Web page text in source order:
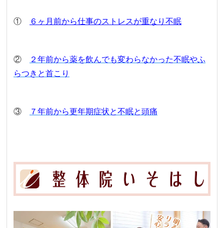
① ６ヶ月前から仕事のストレスが重なり不眠
②
２年前から薬を飲んでも変わらなかった不眠やふ
らつきと首こり
③ ７年前から更年期症状と不眠と頭痛